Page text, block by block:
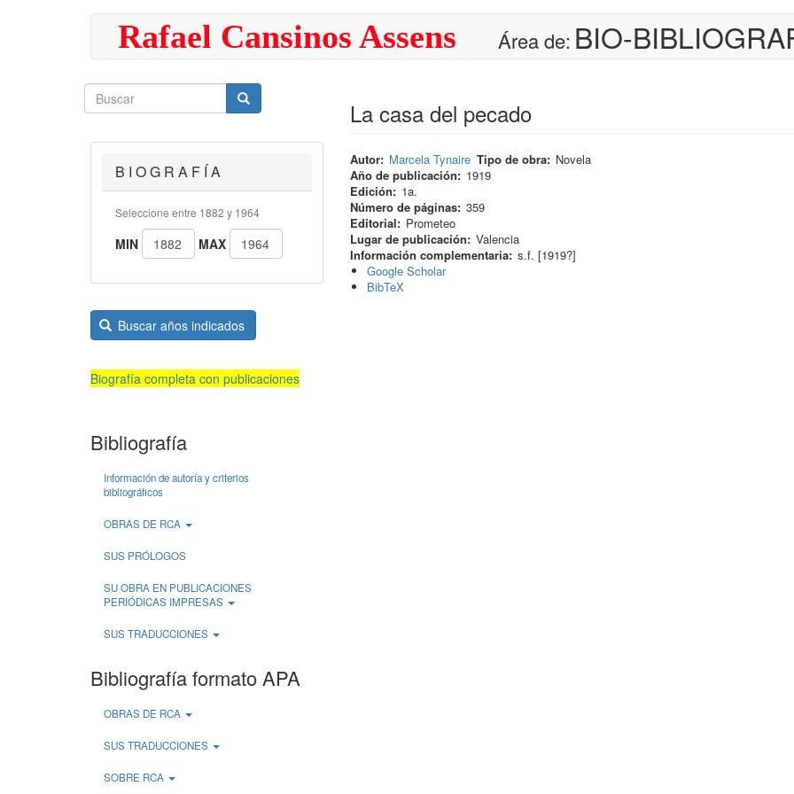
Rafael Cansinos Assens Área de: BIO-
Buscar
Buscar
Buscar
B I O G R A F Í A
Seleccione entre 1882 y 1964
MIN MAX
Buscar años indicados
Biografía completa con publicaciones
Bibliografía
Información de autoría y criterios
bibliográficos
OBRAS DE RCA
SUS PRÓLOGOS
SU OBRA EN PUBLICACIONES
PERIÓDICAS IMPRESAS
SUS TRADUCCIONES
Bibliografía formato APA
OBRAS DE RCA
SUS TRADUCCIONES
SOBRE RCA
La casa del pecado
Autor Marcela Tynaire Tipo de obra
Novela
Año de publicación
1919
Edición
1a.
Número de páginas 359
Editorial
Prometeo
Lugar de publicación Valencia
Información complementaria s.f. [1919?]
Google Scholar
BibTeX